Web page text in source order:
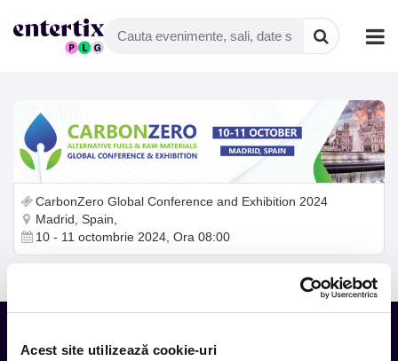
Acest site utilizează cookie-uri
CarbonZero Global Conference and Exhibition 2024
Madrid, Spain,
10 - 11 octombrie 2024, Ora 08:00